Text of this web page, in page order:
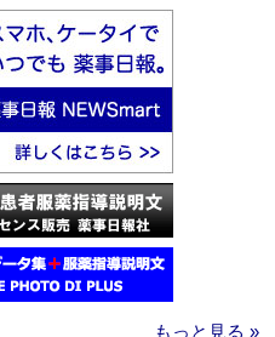
もっと見る »